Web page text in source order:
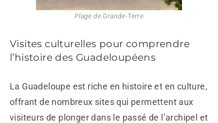
Plage de Grande-Terre
Visites culturelles pour comprendre
l’histoire des Guadeloupéens
La Guadeloupe est riche en histoire et en culture,
offrant de nombreux sites qui permettent aux
visiteurs de plonger dans le passé de l’archipel et